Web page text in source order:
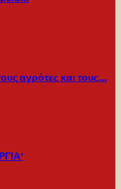
αγρότες και τους…